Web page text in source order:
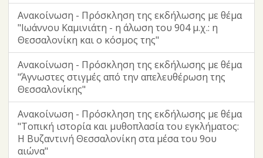
Ανακοίνωση - Πρόσκληση της εκδήλωσης με θέμα
"Ιωάννου Καμινιάτη - η άλωση του 904 μ.χ.: η
Θεσσαλονίκη και ο κόσμος της"
Ανακοίνωση - Πρόσκληση της εκδήλωσης με θέμα
"Άγνωστες στιγμές από την απελευθέρωση της
Θεσσαλονίκης"
Ανακοίνωση - Πρόσκληση της εκδήλωσης με θέμα
"Τοπική ιστορία και μυθοπλασία του εγκλήματος:
Η Βυζαντινή Θεσσαλονίκη στα μέσα του 9ου
αιώνα"